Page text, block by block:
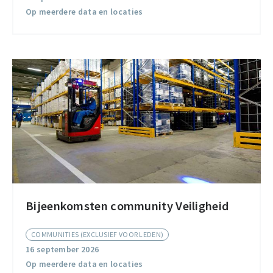
Op meerdere data en locaties
Bijeenkomsten community Veiligheid
COMMUNITIES (EXCLUSIEF VOOR LEDEN)
16 september 2026
Op meerdere data en locaties
Bijeenkomsten
Veiligheid